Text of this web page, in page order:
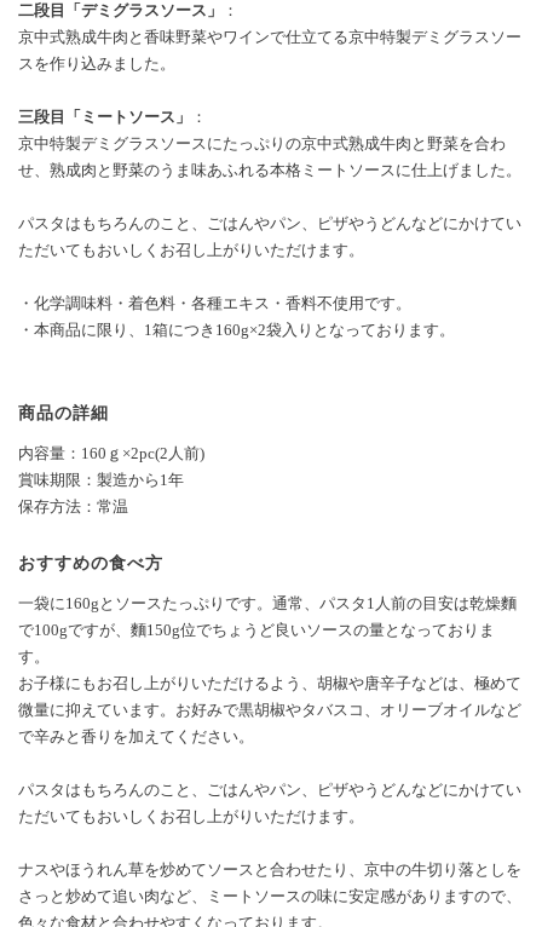
二段目「デミグラスソース」
：
京中式熟成牛肉と香味野菜やワインで仕立てる京中特製デミグラスソー
スを作り込みました。
三段目「ミートソース」
：
京中特製デミグラスソースにたっぷりの京中式熟成牛肉と野菜を合わ
せ、熟成肉と野菜のうま味あふれる本格ミートソースに仕上げました。
パスタはもちろんのこと、ごはんやパン、ピザやうどんなどにかけてい
ただいてもおいしくお召し上がりいただけます。
・化学調味料・着色料・各種エキス・香料不使用です。
・本商品に限り、1箱につき160g×2袋入りとなっております。
商品の詳細
内容量：160ｇ×2pc(2人前)
賞味期限：製造から1年
保存方法：常温
おすすめの食べ方
一袋に160gとソースたっぷりです。通常、パスタ1人前の目安は乾燥麵
で100gですが、麵150g位でちょうど良いソースの量となっておりま
す。
お子様にもお召し上がりいただけるよう、胡椒や唐辛子などは、極めて
微量に抑えています。お好みで黒胡椒やタバスコ、オリーブオイルなど
で辛みと香りを加えてください。
パスタはもちろんのこと、ごはんやパン、ピザやうどんなどにかけてい
ただいてもおいしくお召し上がりいただけます。
ナスやほうれん草を炒めてソースと合わせたり、京中の牛切り落としを
さっと炒めて追い肉など、ミートソースの味に安定感がありますので、
色々な食材と合わせやすくなっております。